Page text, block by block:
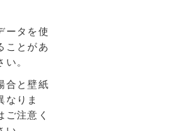
ータを使
ことがあ
。
合と壁紙
なりま
ご注意く